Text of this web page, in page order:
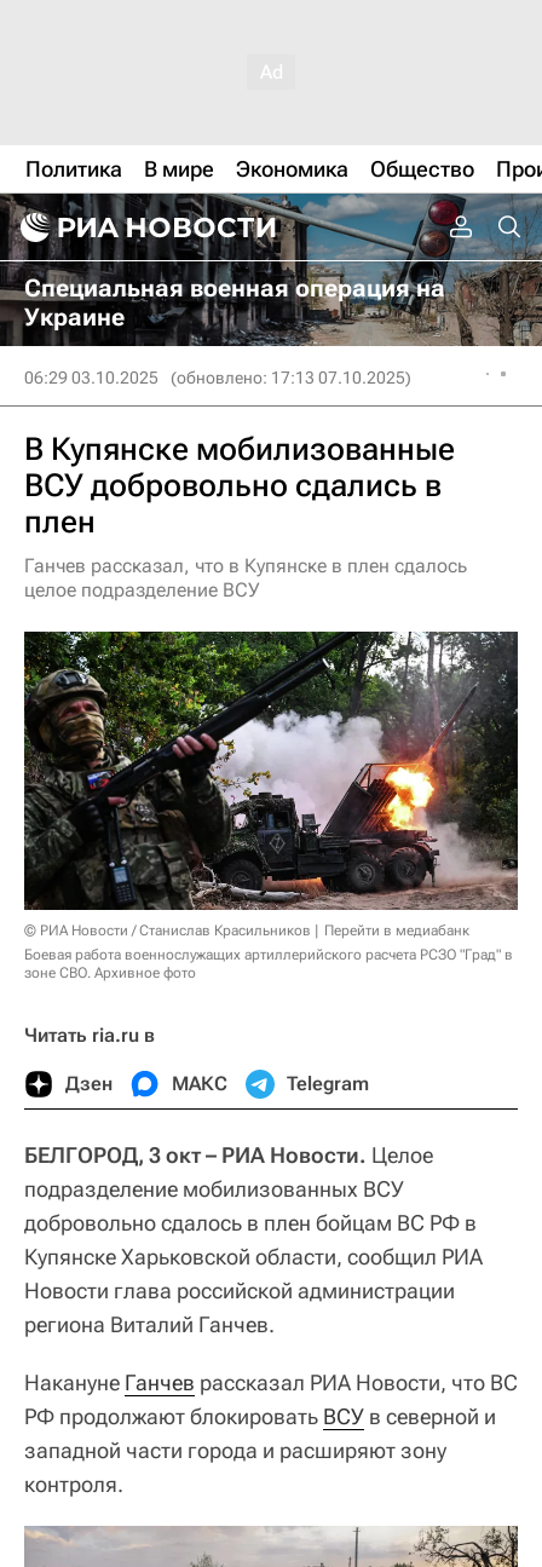
Политика В мире Экономика Общество
Специальная военная операция на
Украине
06:29 03.10.2025 (обновлено: 17:13 07.10.2025)
В Купянске мобилизованные
ВСУ добровольно сдались в
плен
Ганчев рассказал, что в Купянске в плен сдалось
целое подразделение ВСУ
© РИА Новости / Станислав Красильников
Перейти в медиабанк
Боевая работа военнослужащих артиллерийского расчета РСЗО "Град" в
зоне СВО. Архивное фото
Читать ria.ru в
Дзен МАКС Telegram
БЕЛГОРОД, 3 окт – РИА Новости. Целое
подразделение мобилизованных ВСУ
добровольно сдалось в плен бойцам ВС РФ в
Купянске Харьковской области, сообщил РИА
Новости глава российской администрации
региона Виталий Ганчев.
Накануне Ганчев рассказал РИА Новости, что ВС
РФ продолжают блокировать ВСУ в северной и
западной части города и расширяют зону
контроля.